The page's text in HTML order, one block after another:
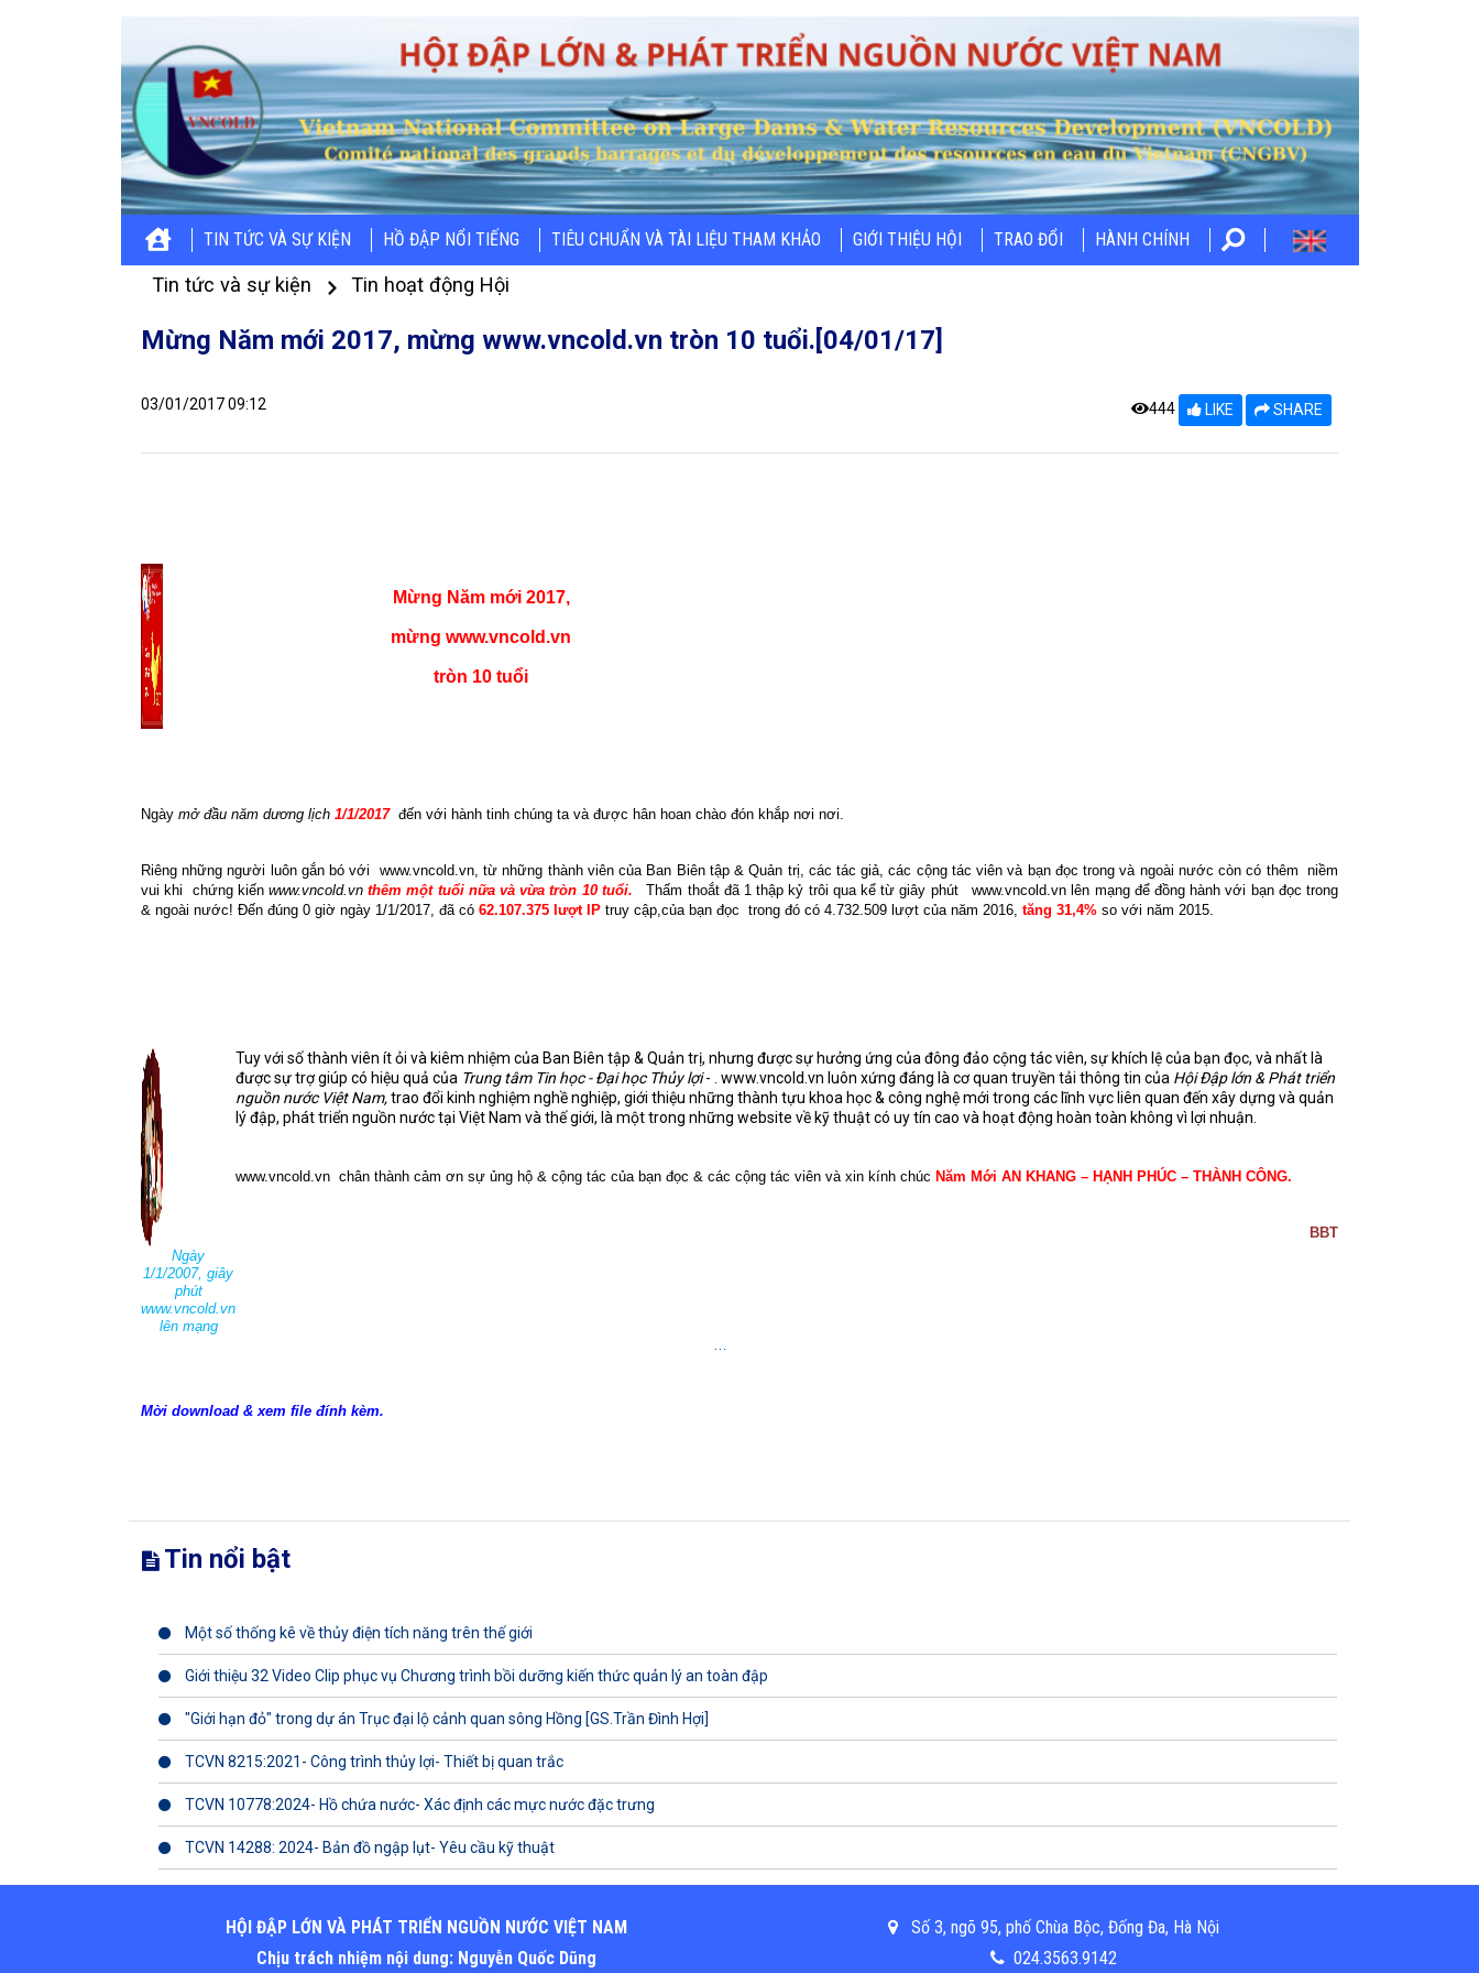
TIN TỨC VÀ SỰ KIỆN HỒ ĐẬP NỔI TIẾNG TIÊU CHUẨN VÀ TÀI LIỆU THAM KHẢO GIỚI THIỆU HỘI TRAO ĐỔI HÀNH CHÍNH
Tin tức và sự kiện Tin hoạt động Hội
Mừng Năm mới 2017, mừng www.vncold.vn tròn 10 tuổi.[04/01/17]
03/01/2017 09:12 444 LIKE SHARE
Mừng Năm mới 2017,
mừng www.vncold.vn
tròn 10 tuổi
Ngày mở đầu năm dương lịch 1/1/2017 đến với hành tinh chúng ta và được hân hoan chào đón khắp nơi nơi.
Riêng những người luôn gắn bó với www.vncold.vn, từ những thành viên của Ban Biên tập & Quản trị, các tác giả, các cộng tác viên và bạn đọc trong và ngoài nước còn có thêm
niềm
vui khi
chứng kiếnwww.vncold.vn thêm một tuổi nữa và vừa tròn 10 tuổi. Thấm thoắt đã 1 thập kỷ trôi qua kể từ giây phút
www.vncold.vn lên mạng để đồng hành với bạn đọc trong
& ngoài nước! Đến đúng 0 giờ ngày 1/1/2017, đã có 62.107.375 lượt IP truy cập,của bạn đọc trong đó có 4.732.509 lượt của năm 2016, tăng 31,4% so với năm 2015.
Ngày
1/1/2007, giây
phút
www.vncold.vn
lên mạng
Tuy với số thành viên ít ỏi và kiêm nhiệm của Ban Biên tập & Quản trị, nhưng được sự hưởng ứng của đông đảo cộng tác viên, sự khích lệ của bạn đọc, và nhất là
được sự trợ giúp có hiệu quả của Trung tâm Tin học - Đại học Thủy lợi- . www.vncold.vn luôn xứng đáng là cơ quan truyền tải thông tin của Hội Đập lớn & Phát triển
nguồn nước Việt Nam,trao đổi kinh nghiệm nghề nghiệp, giới thiệu những thành tựu khoa học & công nghệ mới trong các lĩnh vực liên quan đến xây dựng và quản
lý đập, phát triển nguồn nước tại Việt Nam và thế giới, là một trong những website về kỹ thuật có uy tín cao và hoạt động hoàn toàn không vì lợi nhuận.
www.vncold.vn chân thành cảm ơn sự ủng hộ & cộng tác của bạn đọc & các cộng tác viên và xin kính chúc Năm Mới AN KHANG – HẠNH PHÚC – THÀNH CÔNG.
BBT
…
Mời download & xem file đính kèm.
Tin nổi bật
Một số thống kê về thủy điện tích năng trên thế giới
Giới thiệu 32 Video Clip phục vụ Chương trình bồi dưỡng kiến thức quản lý an toàn đập
"Giới hạn đỏ" trong dự án Trục đại lộ cảnh quan sông Hồng [GS.Trần Đình Hợi]
TCVN 8215:2021- Công trình thủy lợi- Thiết bị quan trắc
TCVN 10778:2024- Hồ chứa nước- Xác định các mực nước đặc trưng
TCVN 14288: 2024- Bản đồ ngập lụt- Yêu cầu kỹ thuật
HỘI ĐẬP LỚN VÀ PHÁT TRIỂN NGUỒN NƯỚC VIỆT NAM
Chịu trách nhiệm nội dung: Nguyễn Quốc Dũng
Số 3, ngõ 95, phố Chùa Bộc, Đống Đa, Hà Nội
024.3563.9142